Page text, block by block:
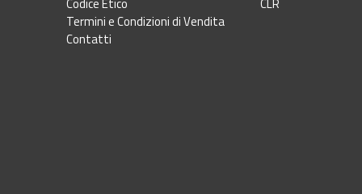
Termini e Condizioni di Vendita
Contatti